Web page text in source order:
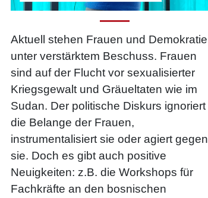
Aktuell stehen Frauen und Demokratie
unter verstärktem Beschuss. Frauen
sind auf der Flucht vor sexualisierter
Kriegsgewalt und Gräueltaten wie im
Sudan. Der politische Diskurs ignoriert
die Belange der Frauen,
instrumentalisiert sie oder agiert gegen
sie. Doch es gibt auch positive
Neuigkeiten: z.B. die Workshops für
Fachkräfte an den bosnischen